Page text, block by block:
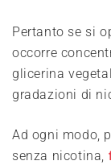
Pertanto se si
occorre
glicerina
gradazioni di
Ad ogni modo,
senza nicotina,